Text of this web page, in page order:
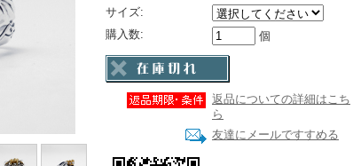
サイズ:
購入数:
個
返品についての詳細はこち
ら
友達にメールですすめる